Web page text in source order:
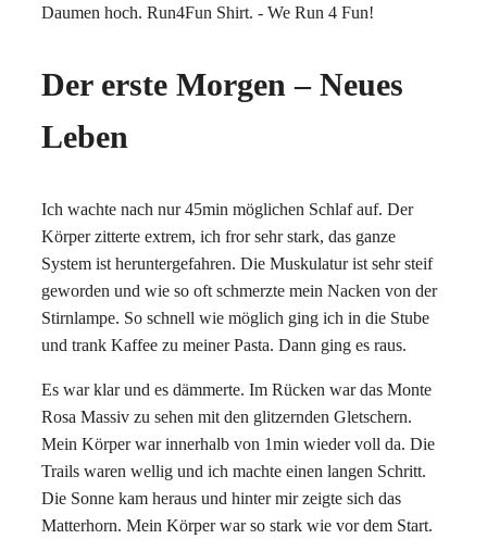
Der erste Morgen – Neues
Leben
Ich wachte nach nur 45min möglichen Schlaf auf. Der
Körper zitterte extrem, ich fror sehr stark, das ganze
System ist heruntergefahren. Die Muskulatur ist sehr steif
geworden und wie so oft schmerzte mein Nacken von der
Stirnlampe. So schnell wie möglich ging ich in die Stube
und trank Kaffee zu meiner Pasta. Dann ging es raus.
Es war klar und es dämmerte. Im Rücken war das Monte
Rosa Massiv zu sehen mit den glitzernden Gletschern.
Mein Körper war innerhalb von 1min wieder voll da. Die
Trails waren wellig und ich machte einen langen Schritt.
Die Sonne kam heraus und hinter mir zeigte sich das
Matterhorn. Mein Körper war so stark wie vor dem Start.